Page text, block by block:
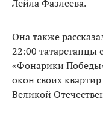
Лейла Фазлеева.
Она также
22:00 татарстанцы
«Фонарики
окон своих
Великой